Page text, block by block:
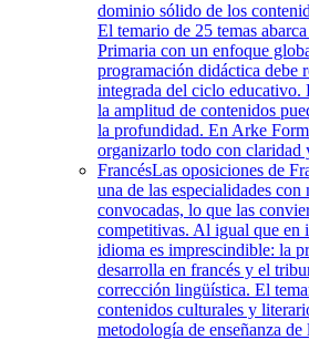
dominio sólido de los
El temario de 25 temas
Primaria con un enfoque
programación didáctica debe
integrada del ciclo educativo.
la amplitud de contenidos
la profundidad. En Arke
organizarlo todo con claridad
FrancésLas oposiciones de
una de las especialidades
convocadas, lo que las
competitivas. Al igual que en
idioma es imprescindible: la
desarrolla en francés y el
corrección lingüística. El
contenidos culturales y
metodología de enseñanza de